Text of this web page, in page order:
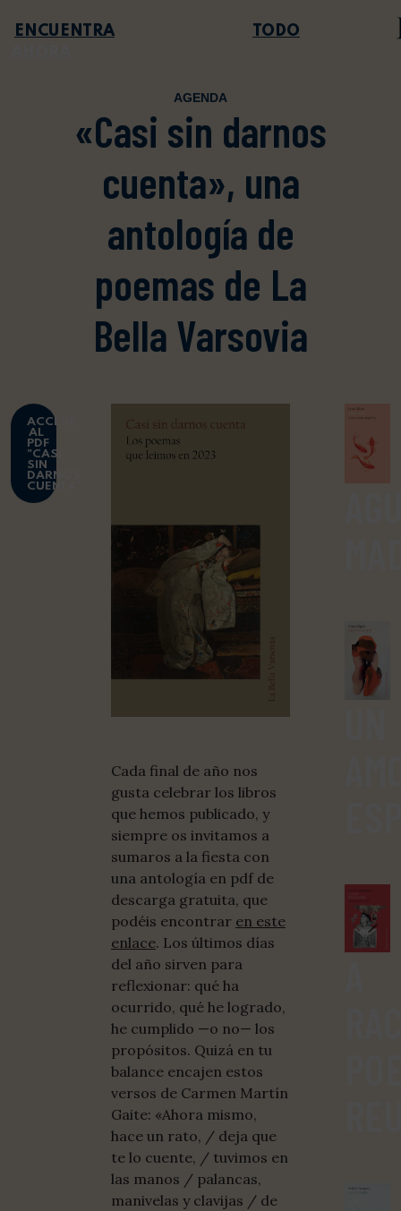
TODO
AGENDA
«Casi sin darnos
cuenta», una
antología de
poemas de La
Bella Varsovia
ACCEDE
AL
PDF
"CASI
SIN
DARNOS
CUENTA"
Cada final de año nos
gusta celebrar los libros
que hemos publicado, y
siempre os invitamos a
sumaros a la fiesta con
una antología en pdf de
descarga gratuita, que
podéis encontrar en este
enlace. Los últimos días
del año sirven para
reflexionar: qué ha
ocurrido, qué he logrado,
he cumplido —o no— los
propósitos. Quizá en tu
balance encajen estos
versos de Carmen Martín
Gaite: «Ahora mismo,
hace un rato, / deja que
te lo cuente, / tuvimos en
las manos / palancas,
manivelas y clavijas / de